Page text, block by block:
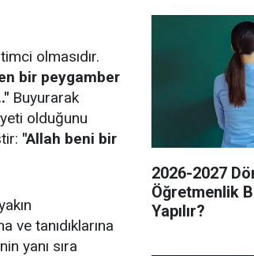
olmasıdır.
bir peygamber
Buyurarak
olduğunu
"Allah beni bir
ve tanıdıklarına
yanı sıra
2026-2027
Öğretmenlik
Yapılır?